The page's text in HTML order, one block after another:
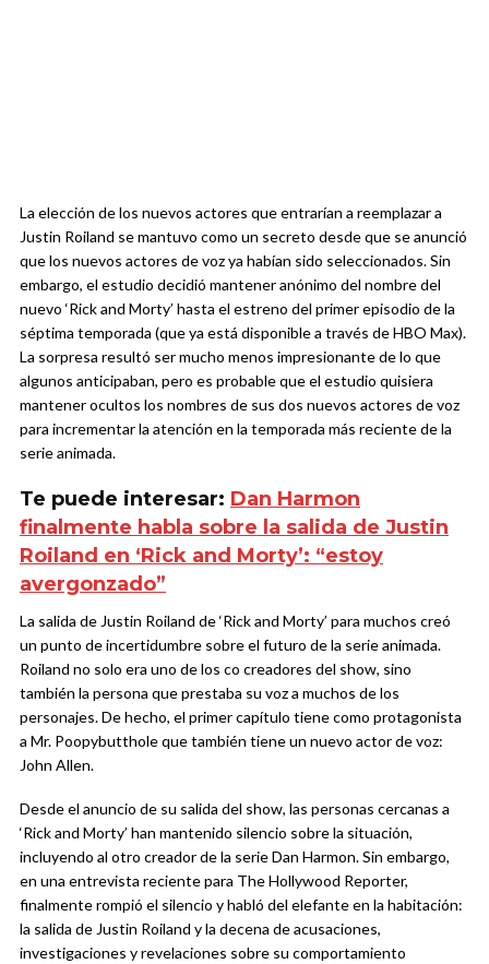
La elección de los nuevos actores que entrarían a reemplazar a
Justin Roiland se mantuvo como un secreto desde que se anunció
que los nuevos actores de voz ya habían sido seleccionados. Sin
embargo, el estudio decidió mantener anónimo del nombre del
nuevo ‘Rick and Morty’ hasta el estreno del primer episodio de la
séptima temporada (que ya está disponible a través de HBO Max).
La sorpresa resultó ser mucho menos impresionante de lo que
algunos anticipaban, pero es probable que el estudio quisiera
mantener ocultos los nombres de sus dos nuevos actores de voz
para incrementar la atención en la temporada más reciente de la
serie animada.
Te puede interesar: Dan Harmon
finalmente habla sobre la salida de Justin
Roiland en ‘Rick and Morty’: “estoy
avergonzado”
La salida de Justin Roiland de ‘Rick and Morty’ para muchos creó
un punto de incertidumbre sobre el futuro de la serie animada.
Roiland no solo era uno de los co creadores del show, sino
también la persona que prestaba su voz a muchos de los
personajes. De hecho, el primer capítulo tiene como protagonista
a Mr. Poopybutthole que también tiene un nuevo actor de voz:
John Allen.
Desde el anuncio de su salida del show, las personas cercanas a
‘Rick and Morty’ han mantenido silencio sobre la situación,
incluyendo al otro creador de la serie Dan Harmon. Sin embargo,
en una entrevista reciente para The Hollywood Reporter,
finalmente rompió el silencio y habló del elefante en la habitación:
la salida de Justin Roiland y la decena de acusaciones,
investigaciones y revelaciones sobre su comportamiento